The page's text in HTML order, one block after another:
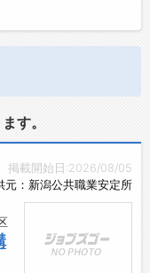
す。
掲載開始日:2026/08/05
元：新潟公共職業安定所